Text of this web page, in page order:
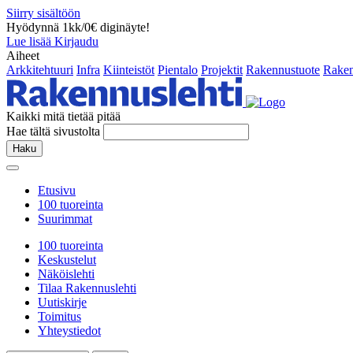
Siirry sisältöön
Hyödynnä 1kk/0€ diginäyte!
Lue lisää Kirjaudu
Aiheet
Arkkitehtuuri Infra Kiinteistöt Pientalo Projektit Rakennustuote
Kaikki mitä tietää pitää
Hae tältä sivustolta
Haku
Etusivu
100 tuoreinta
Suurimmat
100 tuoreinta
Keskustelut
Näköislehti
Tilaa Rakennuslehti
Uutiskirje
Toimitus
Yhteystiedot